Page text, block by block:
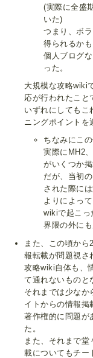
(実際に全盛
いた)
つまり、ボ
得られるか
個人ブログ
った。
大規模な攻略wiki
応が行われたこと
いずれにしてもこ
ニングポイントを
ちなみにこ
実際にMH2
がいくつか掲
だが、当初
された際に
よりによっ
wikiで起こっ
界隈の外に
また、この頃か
報転載が問題視さ
攻略wiki自体も、
て通れないものと
それまでは少なか
イトからの情報掲
著作権的に問題が
た。
また、それまで
載についてもチー